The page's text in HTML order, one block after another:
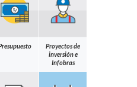
Proyectos de
inversión e
Infobras